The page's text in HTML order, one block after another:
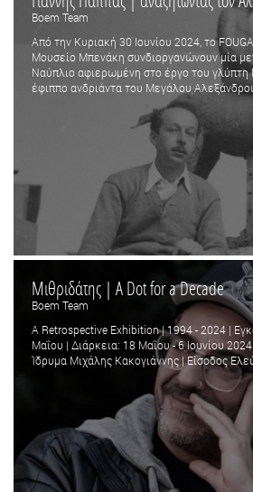
Boem Team
Από την Κυριακή 30 Ιουνίου 2024, το
Μουσείο Μπενάκη συνδιοργανώνουν μία
Ναύπλιο αφιερωμένη στο έργο του γλύπτη
έφιππο ανδριάντα του Μεγάλου
Μιθριδάτης | A Dot for a Decade
Boem Team
A Retrospective Exhibition | 1994 - 2024 |
Μαΐου | Διάρκεια: 18 Μαΐου - 6 Ιουνίου
Ίδρυμα Μιχάλης Κακογιάννης | Είσοδος